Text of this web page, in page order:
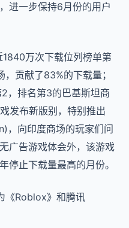
进一步保持6月份的用户
万次下载位列榜单第
贡献了83%的下载量；
，排名第3的巴基斯坦商
发布新版别，特别推出
，向印度商场的玩家们问
广告游戏体会外，该游戏
停止下载量最高的月份。
《Roblox》和腾讯